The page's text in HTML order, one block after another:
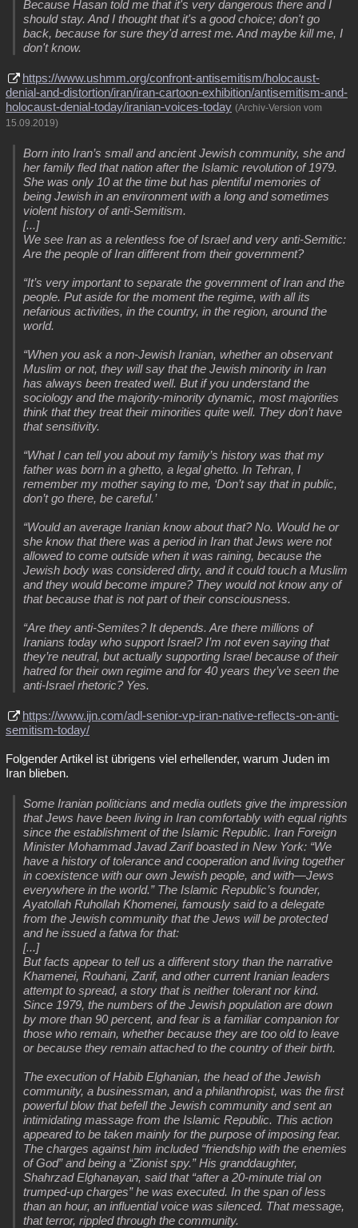
Because Hasan told me that it's very dangerous there and I
should stay. And I thought that it's a good choice; don't go
back, because for sure they'd arrest me. And maybe kill me, I
don't know.
https://www.ushmm.org/confront-antisemitism/holocaust-
denial-and-distortion/iran/iran-cartoon-exhibition/antisemitism-and-
holocaust-denial-today/iranian-voices-today (Archiv-Version vom
15.09.2019)
Born into Iran’s small and ancient Jewish community, she and
her family fled that nation after the Islamic revolution of 1979.
She was only 10 at the time but has plentiful memories of
being Jewish in an environment with a long and sometimes
violent history of anti-Semitism.
[...]
We see Iran as a relentless foe of Israel and very anti-Semitic:
Are the people of Iran different from their government?
“It’s very important to separate the government of Iran and the
people. Put aside for the moment the regime, with all its
nefarious activities, in the country, in the region, around the
world.
“When you ask a non-Jewish Iranian, whether an observant
Muslim or not, they will say that the Jewish minority in Iran
has always been treated well. But if you understand the
sociology and the majority-minority dynamic, most majorities
think that they treat their minorities quite well. They don’t have
that sensitivity.
“What I can tell you about my family’s history was that my
father was born in a ghetto, a legal ghetto. In Tehran, I
remember my mother saying to me, ‘Don’t say that in public,
don’t go there, be careful.’
“Would an average Iranian know about that? No. Would he or
she know that there was a period in Iran that Jews were not
allowed to come outside when it was raining, because the
Jewish body was considered dirty, and it could touch a Muslim
and they would become impure? They would not know any of
that because that is not part of their consciousness.
“Are they anti-Semites? It depends. Are there millions of
Iranians today who support Israel? I’m not even saying that
they’re neutral, but actually supporting Israel because of their
hatred for their own regime and for 40 years they’ve seen the
anti-Israel rhetoric? Yes.
https://www.ijn.com/adl-senior-vp-iran-native-reflects-on-anti-
semitism-today/
Folgender Artikel ist übrigens viel erhellender, warum Juden im
Iran blieben.
Some Iranian politicians and media outlets give the impression
that Jews have been living in Iran comfortably with equal rights
since the establishment of the Islamic Republic. Iran Foreign
Minister Mohammad Javad Zarif boasted in New York: “We
have a history of tolerance and cooperation and living together
in coexistence with our own Jewish people, and with—Jews
everywhere in the world.” The Islamic Republic’s founder,
Ayatollah Ruhollah Khomenei, famously said to a delegate
from the Jewish community that the Jews will be protected
and he issued a fatwa for that:
[...]
But facts appear to tell us a different story than the narrative
Khamenei, Rouhani, Zarif, and other current Iranian leaders
attempt to spread, a story that is neither tolerant nor kind.
Since 1979, the numbers of the Jewish population are down
by more than 90 percent, and fear is a familiar companion for
those who remain, whether because they are too old to leave
or because they remain attached to the country of their birth.
The execution of Habib Elghanian, the head of the Jewish
community, a businessman, and a philanthropist, was the first
powerful blow that befell the Jewish community and sent an
intimidating massage from the Islamic Republic. This action
appeared to be taken mainly for the purpose of imposing fear.
The charges against him included “friendship with the enemies
of God” and being a “Zionist spy.” His granddaughter,
Shahrzad Elghanayan, said that “after a 20-minute trial on
trumped-up charges” he was executed. In the span of less
than an hour, an influential voice was silenced. That message,
that terror, rippled through the community.